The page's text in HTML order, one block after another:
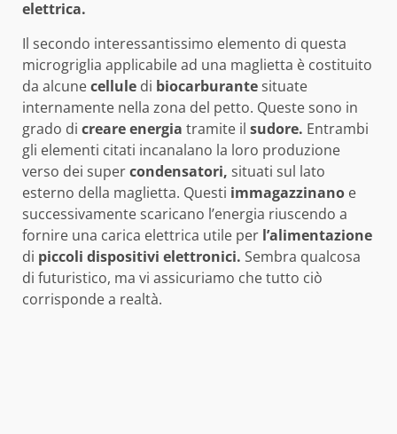
elettrica.
Il secondo interessantissimo elemento di questa
microgriglia applicabile ad una maglietta è costituito
da alcunecellule di biocarburantesituate
internamente nella zona del petto. Queste sono in
grado di creare energia tramite il sudore. Entrambi
gli elementi citati incanalano la loro produzione
verso dei supercondensatori, situati sul lato
esterno della maglietta. Questi immagazzinano e
successivamente scaricano l’energia riuscendo a
fornire una carica elettrica utile per l’alimentazione
di piccoli dispositivi elettronici. Sembra qualcosa
di futuristico, ma vi assicuriamo che tutto ciò
corrisponde a realtà.